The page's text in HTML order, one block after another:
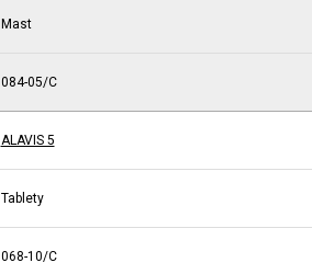
Mast
084-05/C
ALAVIS 5
Tablety
068-10/C